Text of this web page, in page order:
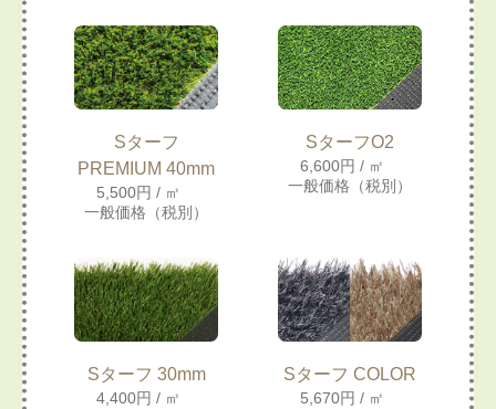
Sターフ
PREMIUM 40mm
5,500円 / ㎡
一般価格（税別）
SターフO2
6,600円 / ㎡
一般価格（税別）
Sターフ 30mm
4,400円 / ㎡
Sターフ COLOR
5,670円 / ㎡